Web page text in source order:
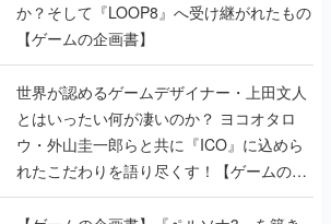
か？そして『LOOP8』へ受け継がれたもの
【ゲームの企画書】
世界が認めるゲームデザイナー・上田文人
とはいったい何が凄いのか？ ヨコオタロ
ウ・外山圭一郎らと共に『ICO』に込めら
れたこだわりを語り尽くす！【ゲームの企
画書】